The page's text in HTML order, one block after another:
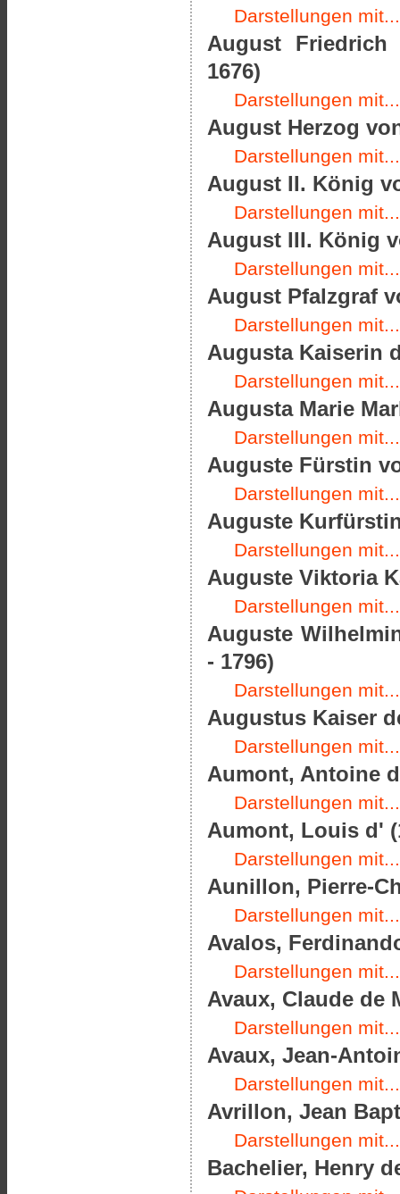
Darstellungen mit...
August Friedrich
1676)
Darstellungen mit...
August Herzog
Darstellungen mit...
August II. König
Darstellungen mit...
August III. König
Darstellungen mit...
August Pfalzgraf
Darstellungen mit...
Augusta Kaiserin
Darstellungen mit...
Augusta Marie
Darstellungen mit...
Auguste Fürstin
Darstellungen mit...
Auguste
Darstellungen mit...
Auguste Viktoria
Darstellungen mit...
Auguste
- 1796)
Darstellungen mit...
Augustus Kaiser
Darstellungen mit...
Aumont, Antoine
Darstellungen mit...
Aumont, Louis d'
Darstellungen mit...
Aunillon, Pierre-
Darstellungen mit...
Avalos,
Darstellungen mit...
Avaux, Claude de
Darstellungen mit...
Avaux, Jean-
Darstellungen mit...
Avrillon, Jean
Darstellungen mit...
Bachelier, Henry